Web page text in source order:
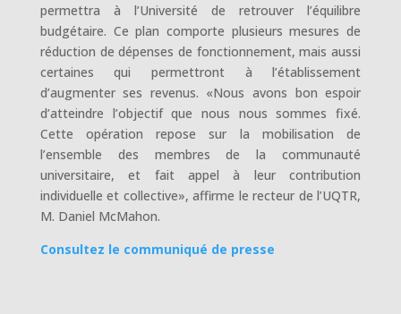
permettra à l’Université de retrouver l’équilibre
budgétaire. Ce plan comporte plusieurs mesures de
réduction de dépenses de fonctionnement, mais aussi
certaines qui permettront à l’établissement
d’augmenter ses revenus. «Nous avons bon espoir
d’atteindre l’objectif que nous nous sommes fixé.
Cette opération repose sur la mobilisation de
l’ensemble des membres de la communauté
universitaire, et fait appel à leur contribution
individuelle et collective», affirme le recteur de l’UQTR,
M. Daniel McMahon.
Consultez le communiqué de presse